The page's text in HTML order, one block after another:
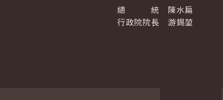
總 統 陳水扁
行政院院長 游錫堃